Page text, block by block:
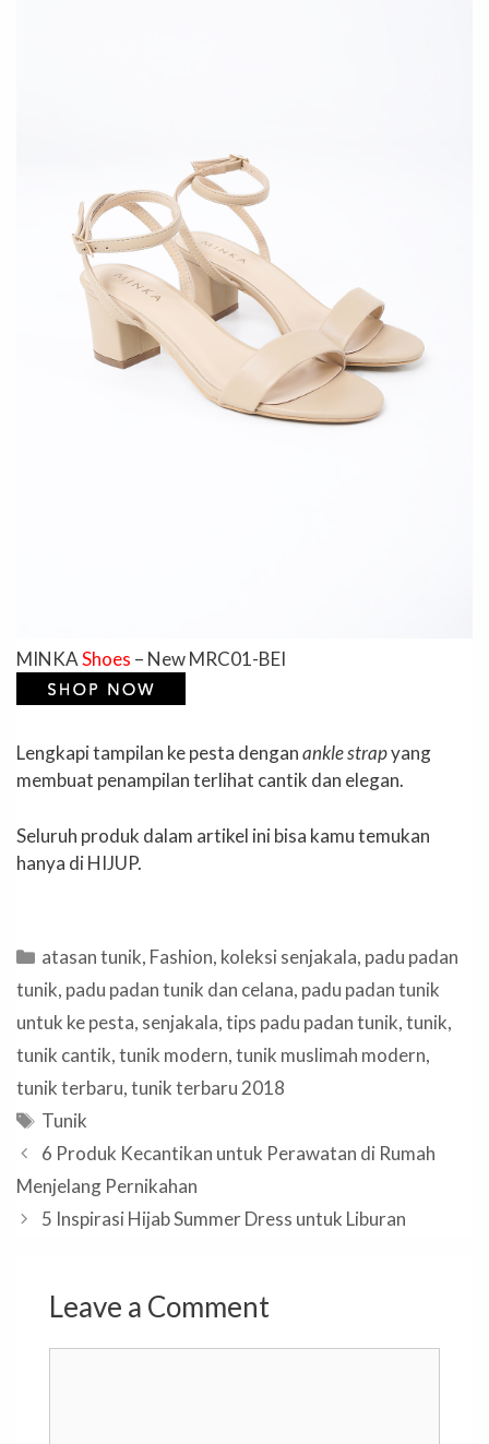
MINKAShoes – New MRC01-BEI
Lengkapi tampilan ke pesta denganankle strapyang
membuat penampilan terlihat cantik dan elegan.
Seluruh produk dalam artikel ini bisa kamu temukan
hanya di HIJUP.
Categories
atasan tunik, Fashion, koleksi senjakala, padu padan
tunik, padu padan tunik dan celana, padu padan tunik
untuk ke pesta, senjakala,tips padu padan tunik,tunik,
tunik cantik,tunik modern,tunik muslimah modern,
tunik terbaru,tunik terbaru 2018
Tags
Tunik
6 Produk Kecantikan untuk Perawatan di Rumah
Menjelang Pernikahan
5 Inspirasi Hijab Summer Dress untuk Liburan
Leave a Comment